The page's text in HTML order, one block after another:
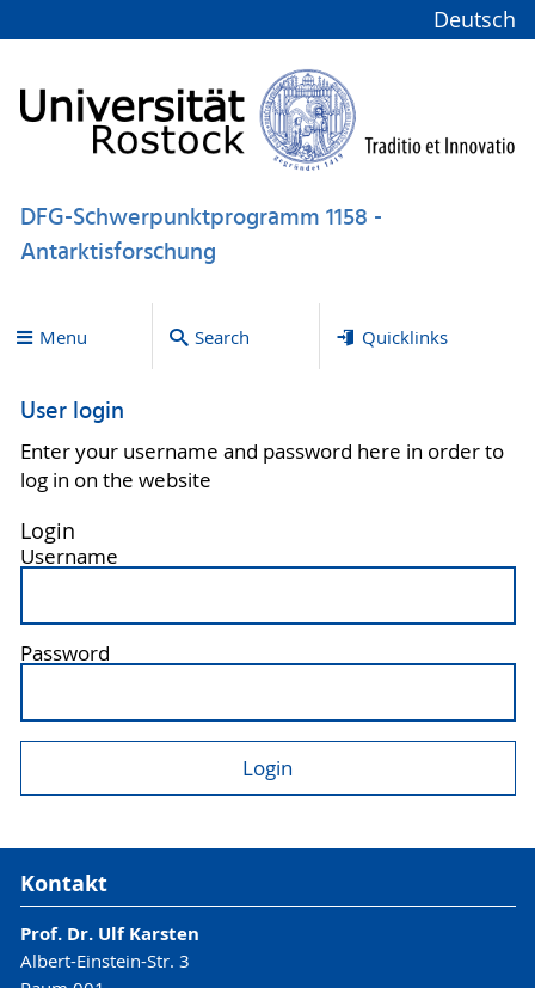
Deutsch
DFG-Schwerpunktprogramm 1158 -
Antarktisforschung
Menu Search Quicklinks
User login
Enter your username and password here in order to
log in on the website
Login
Username
Password
Kontakt
Prof. Dr. Ulf Karsten
Albert-Einstein-Str. 3